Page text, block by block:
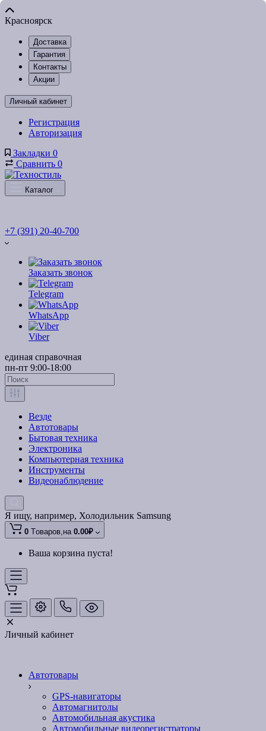
Красноярск
Доставка
Гарантия
Контакты
Акции
Личный кабинет
Регистрация
Авторизация
Закладки 0
Сравнить 0
Каталог
+7 (391) 20-40-700
Заказать звонок
Telegram
WhatsApp
Viber
единая справочная
пн-пт 9:00-18:00
Везде
Автотовары
Бытовая техника
Электроника
Компьютерная техника
Инструменты
Видеонаблюдение
Я ищу, например, Холодильник Samsung
0 Tоваров,на 0.00₽
Ваша корзина пуста!
Личный кабинет
Автотовары
GPS-навигаторы
Автомагнитолы
Автомобильная акустика
Автомобильные видеорегистраторы